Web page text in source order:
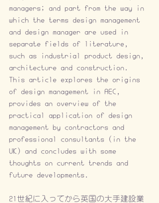
managers; and part from the way in
which the terms design management
and design manager are used in
separate fields of literature,
such as industrial product design,
architecture and construction.
This article explores the origins
of design management in AEC,
provides an overview of the
practical application of design
management by contractors and
professional consultants (in the
UK) and concludes with some
thoughts on current trends and
future developments.
21世紀に入ってから英国の大手建設業